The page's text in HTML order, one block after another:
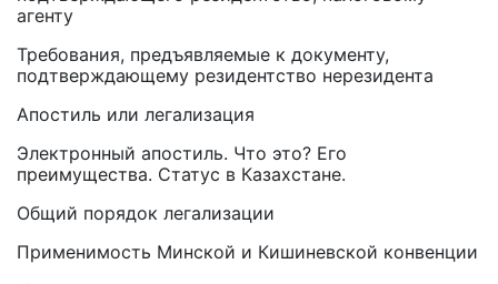
агенту
Требования, предъявляемые к документу,
подтверждающему резидентство нерезидента
Апостиль или легализация
Электронный апостиль. Что это? Его
преимущества. Статус в Казахстане.
Общий порядок легализации
Применимость Минской и Кишиневской конвенции